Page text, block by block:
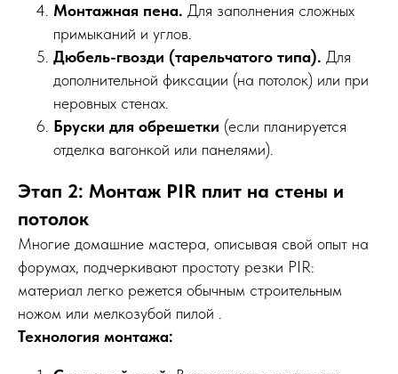
Монтажная пена. Для заполнения сложных
примыканий и углов.
Дюбель-гвозди (тарельчатого типа). Для
дополнительной фиксации (на потолок) или при
неровных стенах.
Бруски для обрешетки (если планируется
отделка вагонкой или панелями).
Этап 2: Монтаж PIR плит на стены и
потолок
Многие домашние мастера, описывая свой опыт на
форумах, подчеркивают простоту резки PIR:
материал легко режется обычным строительным
ножом или мелкозубой пилой .
Технология монтажа: